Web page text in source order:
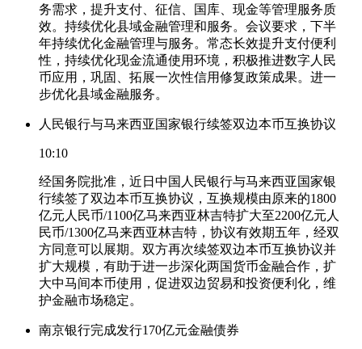
务需求，提升支付、征信、国库、现金等管理服务质
效。持续优化县域金融管理和服务。会议要求，下半
年持续优化金融管理与服务。常态长效提升支付便利
性，持续优化现金流通使用环境，积极推进数字人民
币应用，巩固、拓展一次性信用修复政策成果。进一
步优化县域金融服务。
人民银行与马来西亚国家银行续签双边本币互换协议
10:10
经国务院批准，近日中国人民银行与马来西亚国家银
行续签了双边本币互换协议，互换规模由原来的1800
亿元人民币/1100亿马来西亚林吉特扩大至2200亿元人
民币/1300亿马来西亚林吉特，协议有效期五年，经双
方同意可以展期。双方再次续签双边本币互换协议并
扩大规模，有助于进一步深化两国货币金融合作，扩
大中马间本币使用，促进双边贸易和投资便利化，维
护金融市场稳定。
南京银行完成发行170亿元金融债券